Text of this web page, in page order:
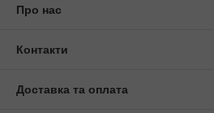
Про нас
Контакти
Доставка та оплата